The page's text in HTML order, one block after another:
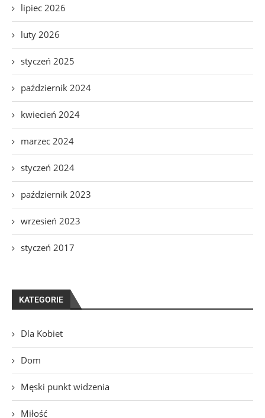
lipiec 2026
luty 2026
styczeń 2025
październik 2024
kwiecień 2024
marzec 2024
styczeń 2024
październik 2023
wrzesień 2023
styczeń 2017
KATEGORIE
Dla Kobiet
Dom
Męski punkt widzenia
Miłość